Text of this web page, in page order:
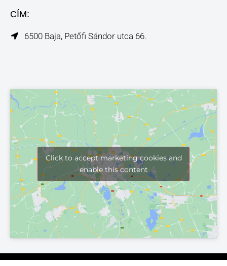
CÍM:
6500 Baja, Petőfi Sándor utca 66.
Click to accept marketing cookies and
enable this content